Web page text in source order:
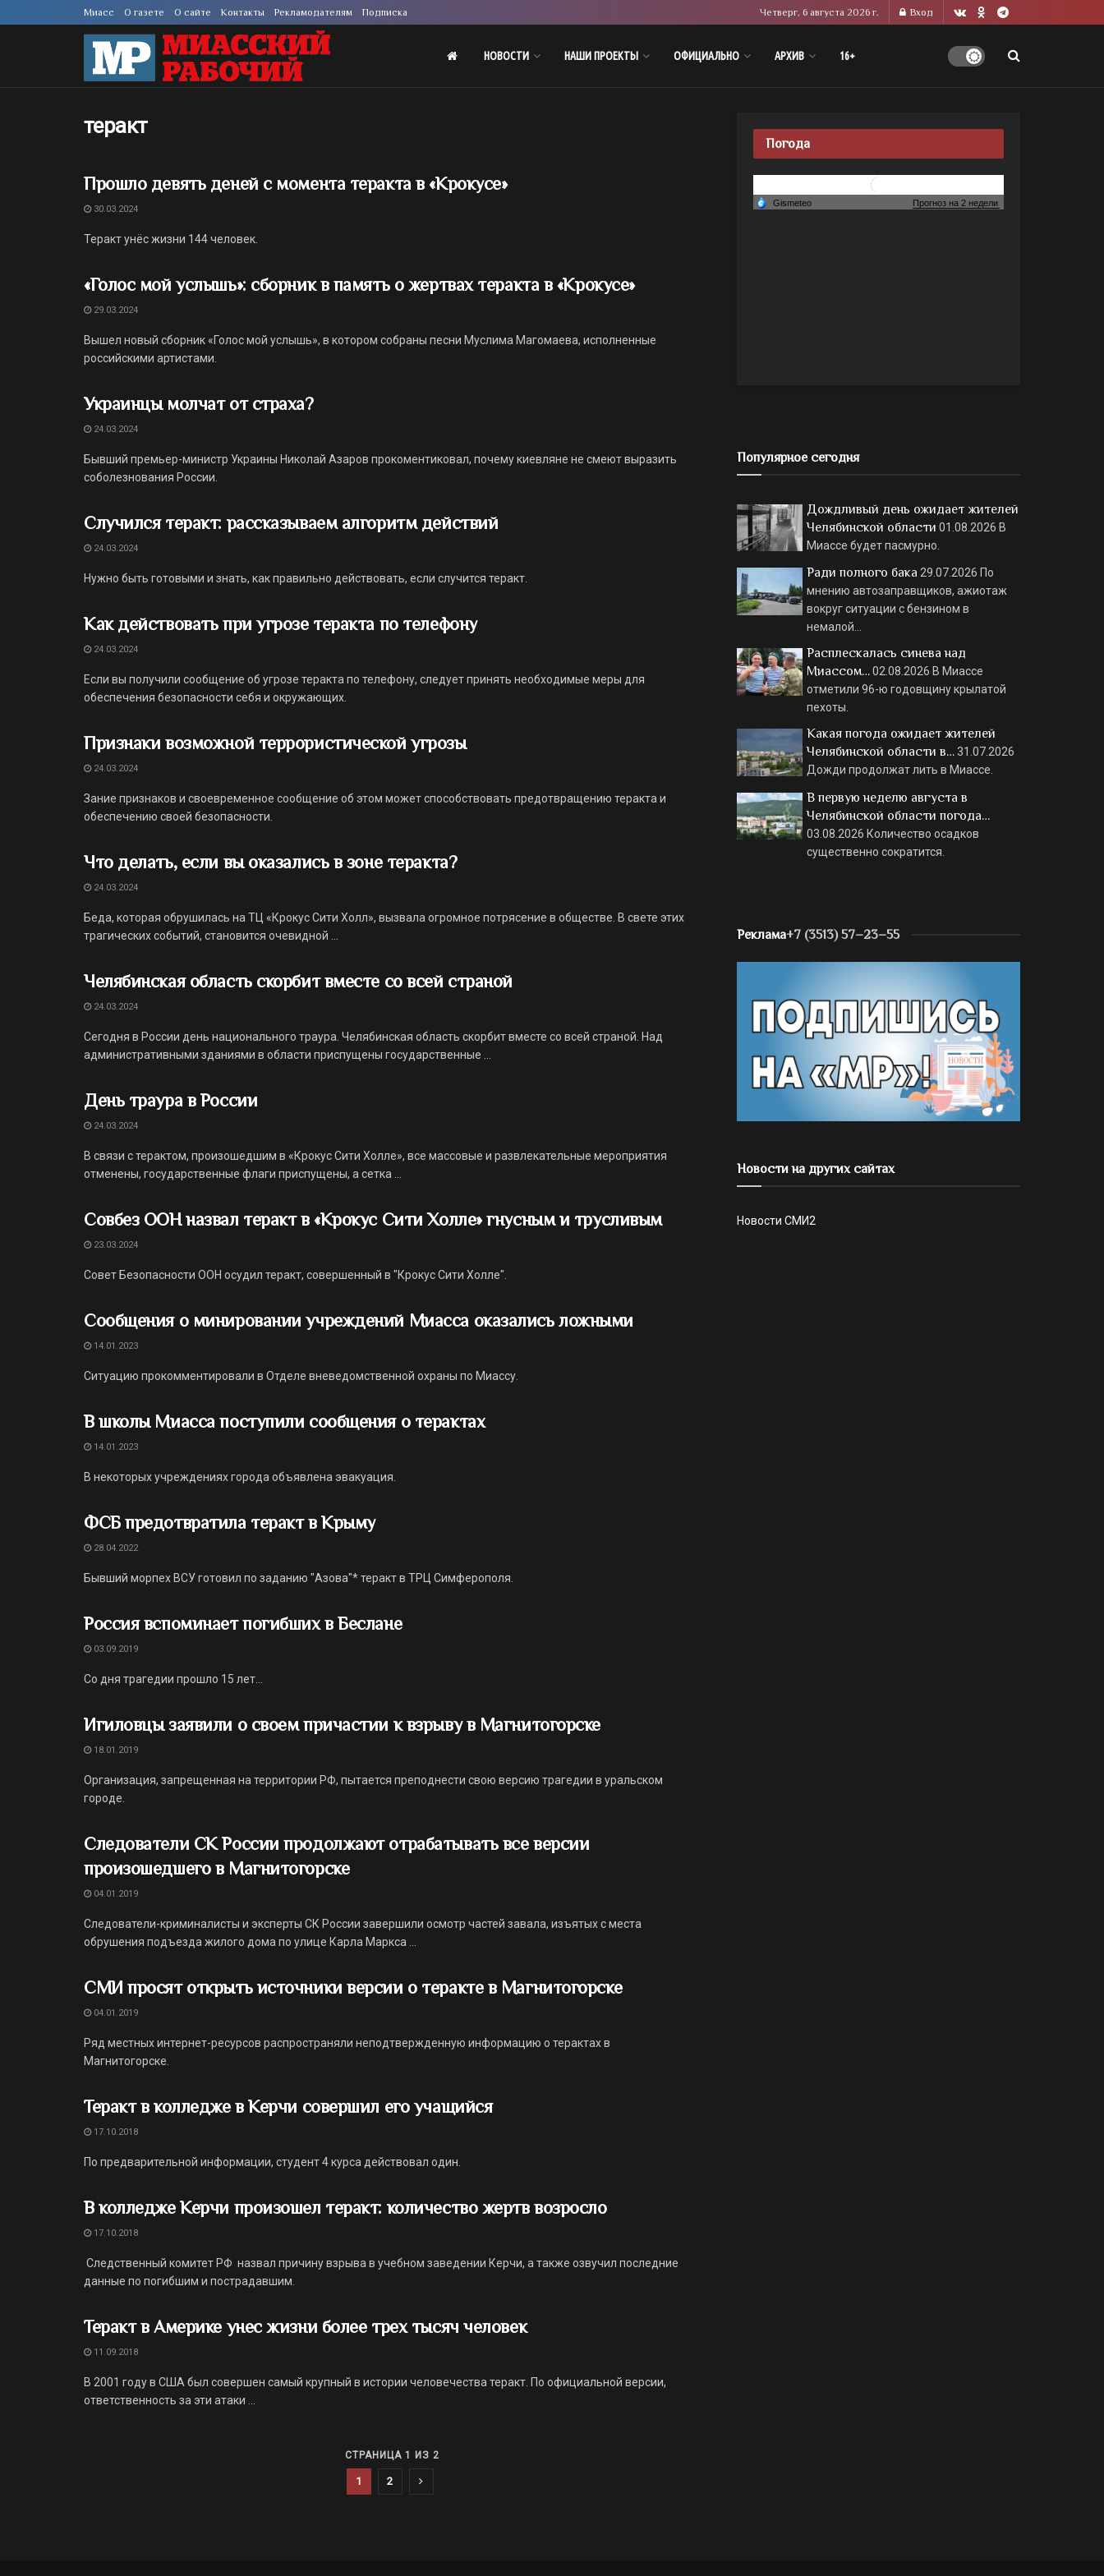
Миасс О газете О сайте Контакты Рекламодателям Подписка Четверг, 6 августа 2026 г. Вход
НОВОСТИ НАШИ ПРОЕКТЫ ОФИЦИАЛЬНО АРХИВ 16+
теракт
Прошло девять деней с момента теракта в «Крокусе»
30.03.2024
Теракт унёс жизни 144 человек.
«Голос мой услышь»: сборник в память о жертвах теракта в «Крокусе»
29.03.2024
Вышел новый сборник «Голос мой услышь», в котором собраны песни Муслима Магомаева, исполненные
российскими артистами.
Украинцы молчат от страха?
24.03.2024
Бывший премьер-министр Украины Николай Азаров прокоментиковал, почему киевляне не смеют выразить
соболезнования России.
Случился теракт: рассказываем алгоритм действий
24.03.2024
Нужно быть готовыми и знать, как правильно действовать, если случится теракт.
Как действовать при угрозе теракта по телефону
24.03.2024
Если вы получили сообщение об угрозе теракта по телефону, следует принять необходимые меры для
обеспечения безопасности себя и окружающих.
Признаки возможной террористической угрозы
24.03.2024
Зание признаков и своевременное сообщение об этом может способствовать предотвращению теракта и
обеспечению своей безопасности.
Что делать, если вы оказались в зоне теракта?
24.03.2024
Беда, которая обрушилась на ТЦ «Крокус Сити Холл», вызвала огромное потрясение в обществе. В свете этих
трагических событий, становится очевидной ...
Челябинская область скорбит вместе со всей страной
24.03.2024
Сегодня в России день национального траура. Челябинская область скорбит вместе со всей страной. Над
административными зданиями в области приспущены государственные ...
День траура в России
24.03.2024
В связи с терактом, произошедшим в «Крокус Сити Холле», все массовые и развлекательные мероприятия
отменены, государственные флаги приспущены, а сетка ...
Совбез ООН назвал теракт в «Крокус Сити Холле» гнусным и трусливым
23.03.2024
Совет Безопасности ООН осудил теракт, совершенный в "Крокус Сити Холле".
Сообщения о минировании учреждений Миасса оказались ложными
14.01.2023
Ситуацию прокомментировали в Отделе вневедомственной охраны по Миассу.
В школы Миасса поступили сообщения о терактах
14.01.2023
В некоторых учреждениях города объявлена эвакуация.
ФСБ предотвратила теракт в Крыму
28.04.2022
Бывший морпех ВСУ готовил по заданию "Азова"* теракт в ТРЦ Симферополя.
Россия вспоминает погибших в Беслане
03.09.2019
Со дня трагедии прошло 15 лет...
Игиловцы заявили о своем причастии к взрыву в Магнитогорске
18.01.2019
Организация, запрещенная на территории РФ, пытается преподнести свою версию трагедии в уральском
городе.
Следователи СК России продолжают отрабатывать все версии
произошедшего в Магнитогорске
04.01.2019
Следователи-криминалисты и эксперты СК России завершили осмотр частей завала, изъятых с места
обрушения подъезда жилого дома по улице Карла Маркса ...
СМИ просят открыть источники версии о теракте в Магнитогорске
04.01.2019
Ряд местных интернет-ресурсов распространяли неподтвержденную информацию о терактах в
Магнитогорске.
Теракт в колледже в Керчи совершил его учащийся
17.10.2018
По предварительной информации, студент 4 курса действовал один.
В колледже Керчи произошел теракт: количество жертв возросло
17.10.2018
Следственный комитет РФ назвал причину взрыва в учебном заведении Керчи, а также озвучил последние
данные по погибшим и пострадавшим.
Теракт в Америке унес жизни более трех тысяч человек
11.09.2018
В 2001 году в США был совершен самый крупный в истории человечества теракт. По официальной версии,
ответственность за эти атаки ...
СТРАНИЦА 1 ИЗ 2
1 2
Погода
Популярное сегодня
Дождливый день ожидает жителей
Челябинской области 01.08.2026 В
Миассе будет пасмурно.
Ради полного бака 29.07.2026 По
мнению автозаправщиков, ажиотаж
вокруг ситуации с бензином в
немалой…
Расплескалась синева над
Миассом…02.08.2026 В Миассе
отметили 96-ю годовщину крылатой
пехоты.
Какая погода ожидает жителей
Челябинской области в…31.07.2026
Дожди продолжат лить в Миассе.
В первую неделю августа в
Челябинской области погода…
03.08.2026 Количество осадков
существенно сократится.
Реклама+7 (3513) 57–23–55
Новости на других сайтах
Новости СМИ2